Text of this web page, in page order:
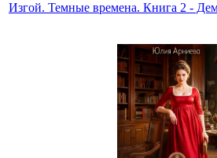
Изгой. Темные времена. Книга 2 -